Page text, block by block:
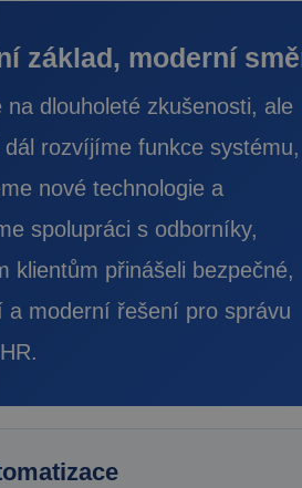
základ, moderní
na dlouholeté zkušenosti, ale
dál rozvíjíme funkce systému,
nové technologie a
spolupráci s odborníky,
klientům přinášeli bezpečné,
a moderní řešení pro správu